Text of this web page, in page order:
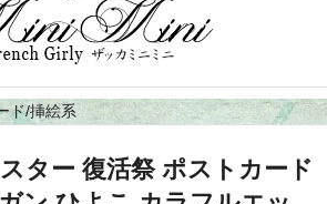
ド/挿絵系
ター 復活祭 ポストカード